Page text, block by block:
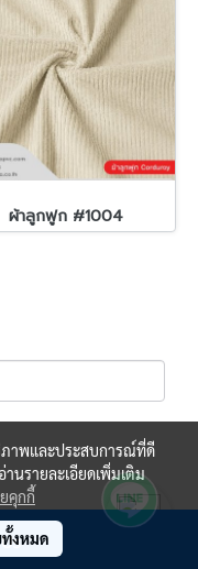
ผ้าลูกฟูก #1004
ภาพและประสบการณ์ที่ดี
นรายละเอียดเพิ่มเติม
คุกกี้
งหมด